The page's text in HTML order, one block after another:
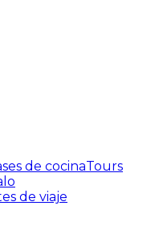
de cocinaTours
de viaje